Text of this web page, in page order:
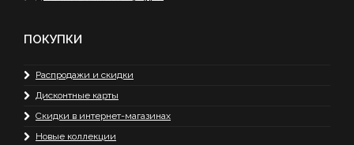
ПОКУПКИ
Распродажи и скидки
Дисконтные карты
Скидки в интернет-магазинах
Новые коллекции